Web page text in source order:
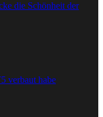
die Schönheit der
verbaut habe